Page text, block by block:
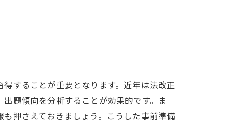
することが重要となります。近年は法改正
題傾向を分析することが効果的です。ま
押さえておきましょう。こうした事前準備